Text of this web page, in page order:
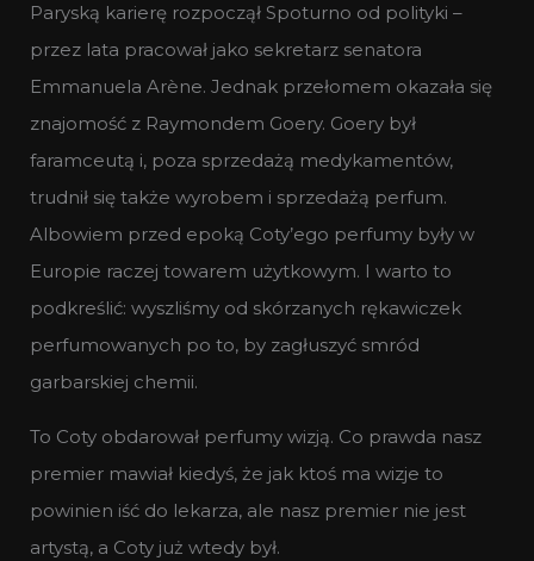
Paryską karierę rozpoczął Spoturno od polityki –
przez lata pracował jako sekretarz senatora
Emmanuela Arène. Jednak przełomem okazała się
znajomość z Raymondem Goery. Goery był
faramceutą i, poza sprzedażą medykamentów,
trudnił się także wyrobem i sprzedażą perfum.
Albowiem przed epoką Coty’ego perfumy były w
Europie raczej towarem użytkowym. I warto to
podkreślić: wyszliśmy od skórzanych rękawiczek
perfumowanych po to, by zagłuszyć smród
garbarskiej chemii.
To Coty obdarował perfumy wizją. Co prawda nasz
premier mawiał kiedyś, że jak ktoś ma wizje to
powinien iść do lekarza, ale nasz premier nie jest
artystą, a Coty już wtedy był.